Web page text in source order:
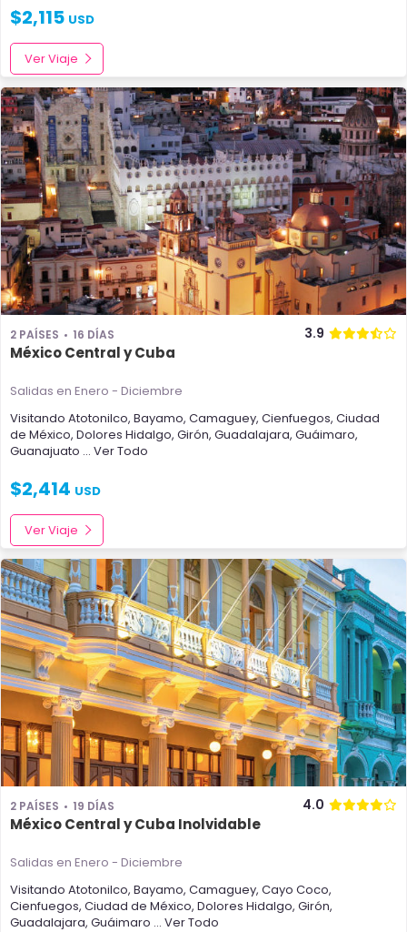
$2,115 USD
Ver Viaje
2 PAÍSES 16 DÍAS 3.9
México Central y Cuba
Salidas en Enero - Diciembre
Visitando Atotonilco, Bayamo, Camaguey, Cienfuegos, Ciudad
de México, Dolores Hidalgo, Girón, Guadalajara, Guáimaro,
Guanajuato ... Ver Todo
$2,414 USD
Ver Viaje
2 PAÍSES 19 DÍAS 4.0
México Central y Cuba Inolvidable
Salidas en Enero - Diciembre
Visitando Atotonilco, Bayamo, Camaguey, Cayo Coco,
Cienfuegos, Ciudad de México, Dolores Hidalgo, Girón,
Guadalajara, Guáimaro ... Ver Todo